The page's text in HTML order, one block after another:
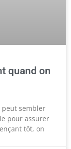
quand on
peut sembler
pour assurer
tôt, on